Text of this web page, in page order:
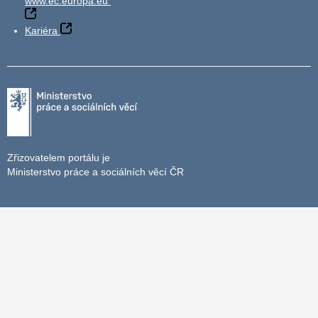
Kariéra
Zřizovatelem portálu je
Ministerstvo práce a sociálních věcí ČR